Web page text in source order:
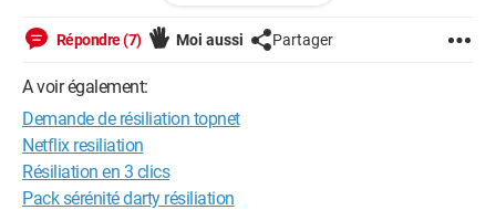
Répondre (7) Moi aussi Partager
A voir également:
Demande de résiliation topnet
Netflix resiliation
Résiliation en 3 clics
Pack sérénité darty résiliation